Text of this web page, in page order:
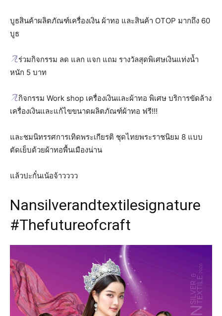
บูธสินค้าผลิตภัณฑ์เครื่องเงิน ผ้าทอ และสินค้า OTOP มากถึง 60
บูธ
ร่วมกิจกรรม ลด แลก แจก แถม รางวัลสุดพิเศษเงินแท่งน้ำ
หนัก 5 บาท
กิจกรรม Work shop เครื่องเงินและผ้าทอ พิเศษ บริการขัดล้าง
เครื่องเงินและแก้ไขขนาดผลิตภัณฑ์ผ้าทอ ฟรี!!!
และชมนิทรรศการเทิดพระเกียรติ ชุดไทยพระราชนิยม 8 แบบ
ตัดเย็บด้วยผ้าทอพื้นเมืองน่าน
แล้วปะกั๋นเน้อจ้าวววว
Nansilverandtextilesignature
#Thefutureofcraft